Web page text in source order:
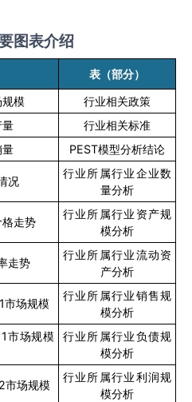
图表介绍
表（部分）
模
行业相关政策
行业相关标准
PEST模型分析结论
况
行业所属行业企业数
量分析
走势
行业所属行业资产规
模分析
走势
行业所属行业流动资
产分析
1市场规模
行业所属行业销售规
模分析
1市场规模
行业所属行业负债规
模分析
2市场规模
行业所属行业利润规
模分析